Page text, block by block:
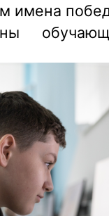
имена